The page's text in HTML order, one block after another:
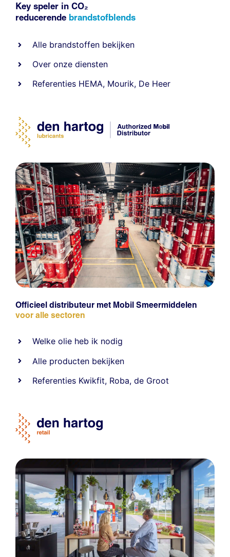
Key speler in CO₂
reducerende brandstofblends
Alle brandstoffen bekijken
Over onze diensten
Referenties HEMA, Mourik, De Heer
Officieel distributeur met Mobil Smeermiddelen
voor alle sectoren
Welke olie heb ik nodig
Alle producten bekijken
Referenties Kwikfit, Roba,de Groot